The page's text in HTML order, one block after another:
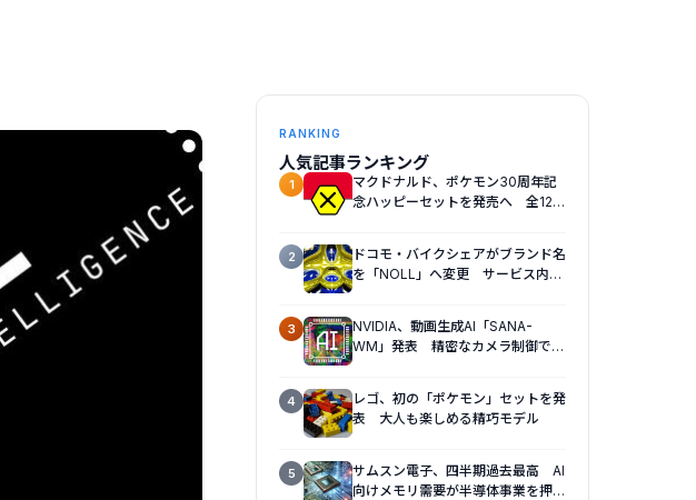
RANKING
人気記事ランキング
1
マクドナルド、ポケモン30周年記
念ハッピーセットを発売へ 全12種
2
ドコモ・バイクシェアがブランド名
を「NOLL」へ変更 サービス内容
3
NVIDIA、動画生成AI「SANA-
WM」発表 精密なカメラ制御で視
4
レゴ、初の「ポケモン」セットを発
表 大人も楽しめる精巧モデル
5
サムスン電子、四半期過去最高 AI
向けメモリ需要が半導体事業を押し